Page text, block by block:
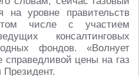
на уровне правительств
числе с участием
консалтинговых
фондов. «Волнует
цены на газ